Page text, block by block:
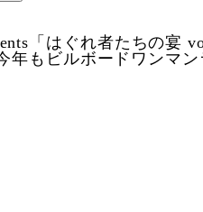
「はぐれ者たちの宴
年もビルボードワンマ